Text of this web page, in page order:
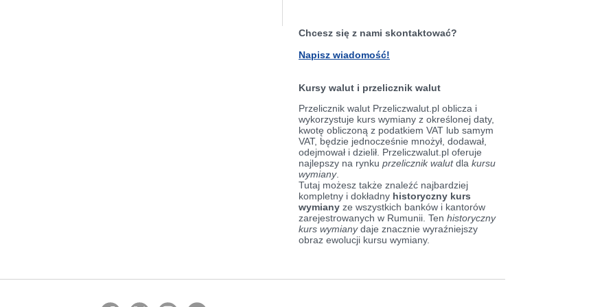
Chcesz się z nami skontaktować?
Napisz wiadomość!
Kursy walut i przelicznik walut
Przelicznik walut Przeliczwalut.pl oblicza i
wykorzystuje kurs wymiany z określonej daty,
kwotę obliczoną z podatkiem VAT lub samym
VAT, będzie jednocześnie mnożył, dodawał,
odejmował i dzielił. Przeliczwalut.pl oferuje
najlepszy na rynku przelicznik walutdla kursu
wymiany.
Tutaj możesz także znaleźć najbardziej
kompletny i dokładny historyczny kurs
wymiany ze wszystkich banków i kantorów
zarejestrowanych w Rumunii. Ten historyczny
kurs wymianydaje znacznie wyraźniejszy
obraz ewolucji kursu wymiany.